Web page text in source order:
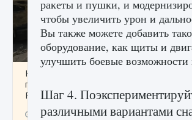
Как исправить текстовую ошибку
пользовательского интерфейса Delta
Force Hawk Ops
9 августа 2024 1 945 0
ракеты и пушки, и
чтобы увеличить урон и
Вы также можете добавить
оборудование, как щиты и
улучшить боевые возможности
Шаг 4.
различными вариантами